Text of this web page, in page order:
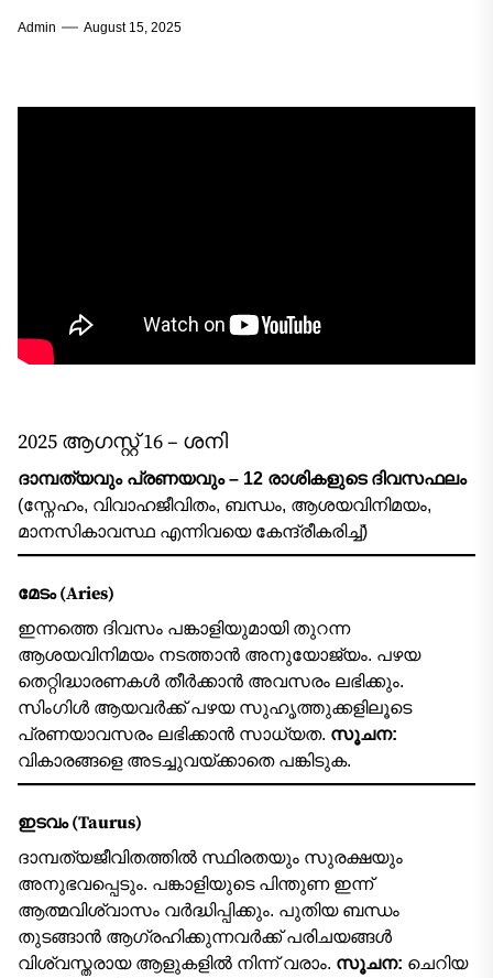
Admin August 15, 2025
2025 ആഗസ്റ്റ് 16 – ശനി
ദാമ്പത്യവും പ്രണയവും – 12 രാശികളുടെ ദിവസഫലം
(സ്നേഹം, വിവാഹജീവിതം, ബന്ധം, ആശയവിനിമയം,
മാനസികാവസ്ഥ എന്നിവയെ കേന്ദ്രീകരിച്ച്)
മേടം (Aries)
ഇന്നത്തെ ദിവസം പങ്കാളിയുമായി തുറന്ന
ആശയവിനിമയം നടത്താൻ അനുയോജ്യം. പഴയ
തെറ്റിദ്ധാരണകൾ തീർക്കാൻ അവസരം ലഭിക്കും.
സിംഗിൾ ആയവർക്ക് പഴയ സുഹൃത്തുക്കളിലൂടെ
പ്രണയാവസരം ലഭിക്കാൻ സാധ്യത. സൂചന:
വികാരങ്ങളെ അടച്ചുവയ്ക്കാതെ പങ്കിടുക.
ഇടവം (Taurus)
ദാമ്പത്യജീവിതത്തിൽ സ്ഥിരതയും സുരക്ഷയും
അനുഭവപ്പെടും. പങ്കാളിയുടെ പിന്തുണ ഇന്ന്
ആത്മവിശ്വാസം വർദ്ധിപ്പിക്കും. പുതിയ ബന്ധം
തുടങ്ങാൻ ആഗ്രഹിക്കുന്നവർക്ക് പരിചയങ്ങൾ
വിശ്വസ്തരായ ആളുകളിൽ നിന്ന് വരാം. സൂചന: ചെറിയ